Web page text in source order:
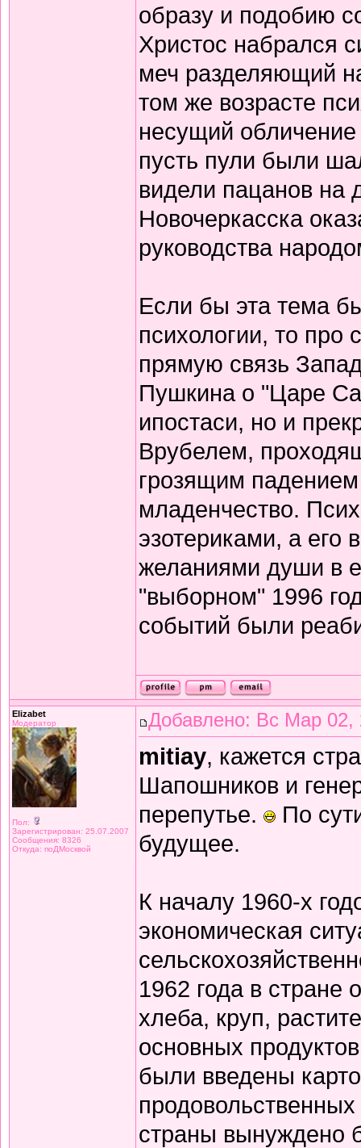
образу и подобию
Христос набрался
меч разделяющий
том же возрасте
несущий обличение
пусть пули были
видели пацанов на
Новочеркасска
руководства
Если бы эта тема
психологии, то
прямую связь
Пушкина о "Царе
ипостаси, но и
Врубелем,
грозящим
младенчество.
эзотериками, а его
желаниями души в
"выборном" 1996
событий были
Elizabet
Модератор
Пол:
Зарегистрирован: 25.07.2007
Сообщения: 8326
Откуда: поДМосквой
Добавлено: Вс Мар 02,
mitiay, кажется
Шапошников и
перепутье.
По
будущее.
К началу 1960-х
экономическая
1962 года в стране
хлеба, круп,
основных
были введены
страны вынуждено